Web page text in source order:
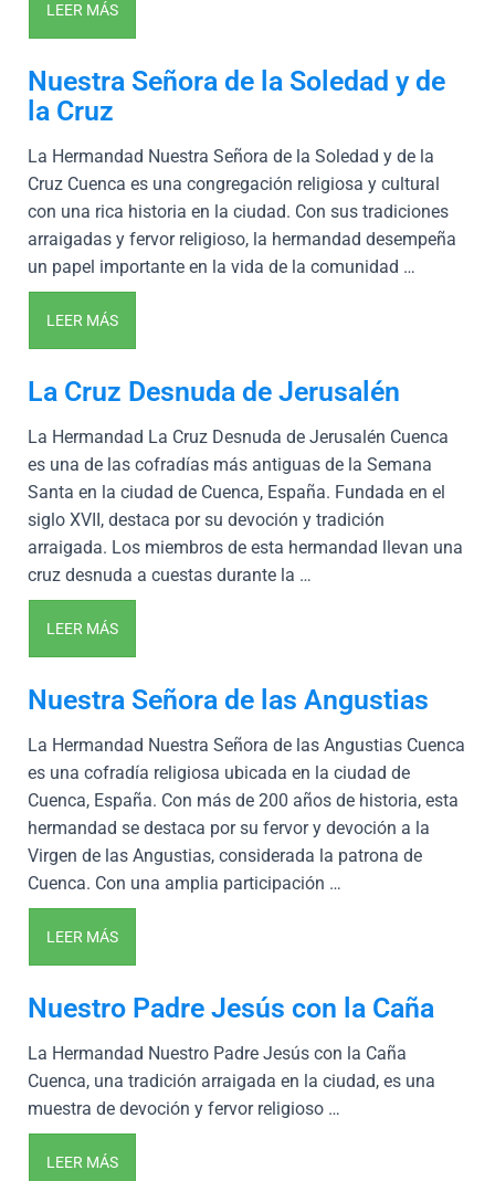
LEER MÁS
Nuestra Señora de la Soledad y de
la Cruz
La Hermandad Nuestra Señora de la Soledad y de la
Cruz Cuenca es una congregación religiosa y cultural
con una rica historia en la ciudad. Con sus tradiciones
arraigadas y fervor religioso, la hermandad desempeña
un papel importante en la vida de la comunidad …
LEER MÁS
La Cruz Desnuda de Jerusalén
La Hermandad La Cruz Desnuda de Jerusalén Cuenca
es una de las cofradías más antiguas de la Semana
Santa en la ciudad de Cuenca, España. Fundada en el
siglo XVII, destaca por su devoción y tradición
arraigada. Los miembros de esta hermandad llevan una
cruz desnuda a cuestas durante la …
LEER MÁS
Nuestra Señora de las Angustias
La Hermandad Nuestra Señora de las Angustias Cuenca
es una cofradía religiosa ubicada en la ciudad de
Cuenca, España. Con más de 200 años de historia, esta
hermandad se destaca por su fervor y devoción a la
Virgen de las Angustias, considerada la patrona de
Cuenca. Con una amplia participación …
LEER MÁS
Nuestro Padre Jesús con la Caña
La Hermandad Nuestro Padre Jesús con la Caña
Cuenca, una tradición arraigada en la ciudad, es una
muestra de devoción y fervor religioso …
LEER MÁS